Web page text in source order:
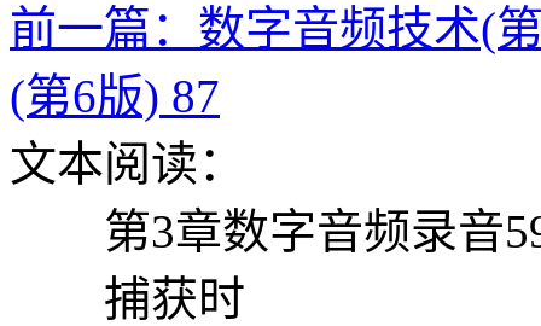
前一篇：数字音频技术(
(第6版) 87
文本阅读：
第3章数字音频录音
捕获时